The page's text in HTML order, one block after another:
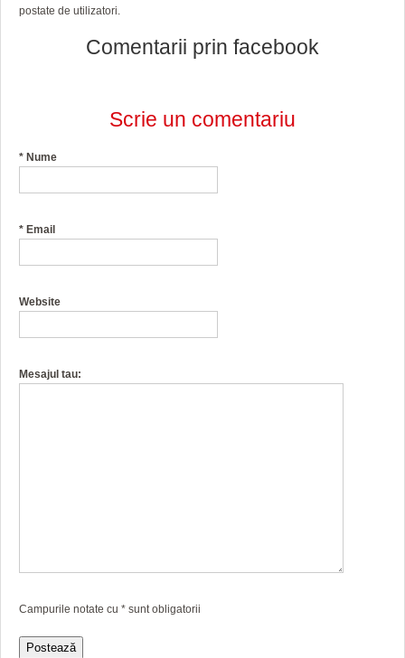
postate de utilizatori.
Comentarii prin facebook
Scrie un comentariu
* Nume
* Email
Website
Mesajul tau:
Campurile notate cu * sunt obligatorii